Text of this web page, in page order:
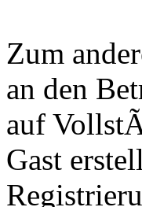
Zum
an den
auf
Gast